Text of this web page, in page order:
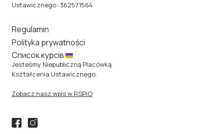
Regulamin
Polityka prywatności
Cписок курсів
Jesteśmy Niepubliczną Placówką
Kształcenia Ustawicznego.
Zobacz nasz wpis w RSPiO
Ustawicznego: 362571564